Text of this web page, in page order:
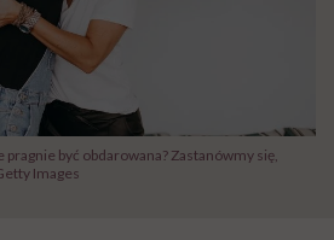
być obdarowana? Zastanówmy się,
Images